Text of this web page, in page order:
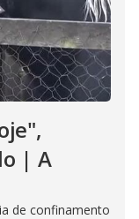
| A
de confinamento